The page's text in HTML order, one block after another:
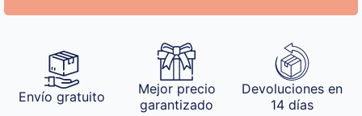
Envío gratuito
Mejor precio
garantizado
Devoluciones en
14 días